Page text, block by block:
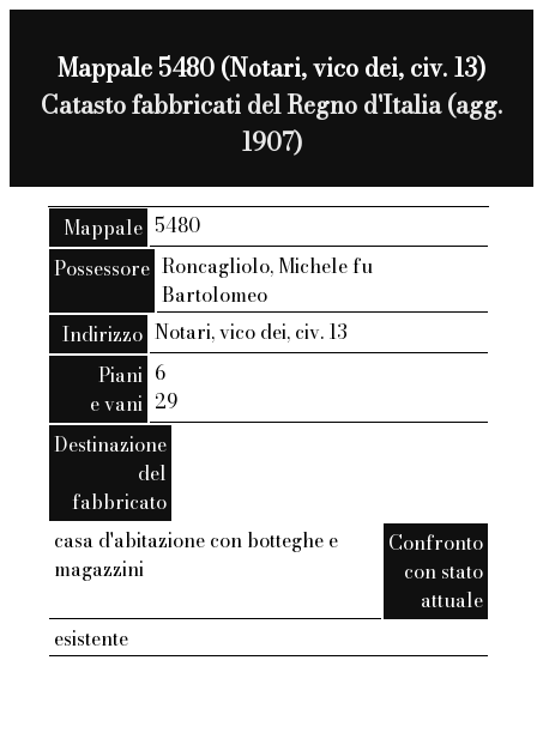
Mappale 5480 (Notari, vico dei, civ. 13)
Catasto fabbricati del Regno d'Italia (agg.
1907)
Mappale 5480
Possessore Roncagliolo, Michele fu
Bartolomeo
Indirizzo Notari, vico dei, civ. 13
Piani
e vani
6
29
Destinazione
del
fabbricato
casa d'abitazione con botteghe e
magazzini
Confronto
con stato
attuale
esistente